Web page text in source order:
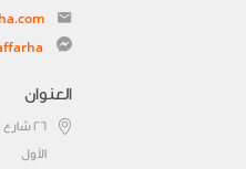
العنوان
٢٦
الأول